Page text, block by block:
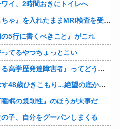
ワイ、2時間おきにトイレへ
を入れたままMRI検査を受けた結果 →
の5行に書くべきこと』がこれ
てるやつちょっとこい
達障害者』ってどう生きたらいいんや？
望の底から家族を救ったのは『障害基礎年金』だった
の規則性』のほうが大事だと判明
子、自分をグーパンしまくる